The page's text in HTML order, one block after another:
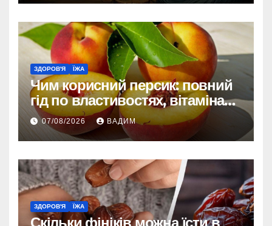
ЗДОРОВ'Я ЇЖА
Чим корисний персик: повний
гід по властивостях, вітамінах і
впливі на організм
07/08/2026 ВАДИМ
ЗДОРОВ'Я ЇЖА
Скільки фініків можна їсти в